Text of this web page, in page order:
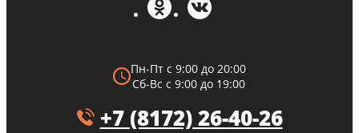
Пн-Пт с 9:00 до 20:00
Сб-Вс с 9:00 до 19:00
+7 (8172) 26-40-26